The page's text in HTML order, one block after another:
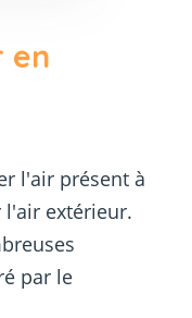
en
l'air présent à
extérieur.
par le